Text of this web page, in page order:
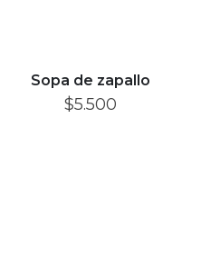
Sopa de zapallo
$5.500